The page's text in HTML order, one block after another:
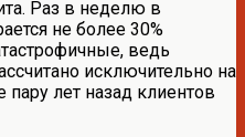
Раз в неделю в
не более 30%
ведь
исключительно на
лет назад клиентов